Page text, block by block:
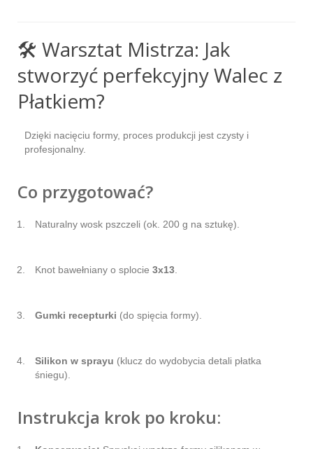
🛠️ Warsztat Mistrza: Jak
stworzyć perfekcyjny Walec z
Płatkiem?
Dzięki nacięciu formy, proces produkcji jest czysty i
profesjonalny.
Co przygotować?
Naturalny wosk pszczeli (ok. 200 g na sztukę).
Knot bawełniany o splocie 3x13
Gumki recepturki (do spięcia formy).
Silikon w sprayu (klucz do wydobycia detali płatka
śniegu).
Instrukcja krok po kroku: